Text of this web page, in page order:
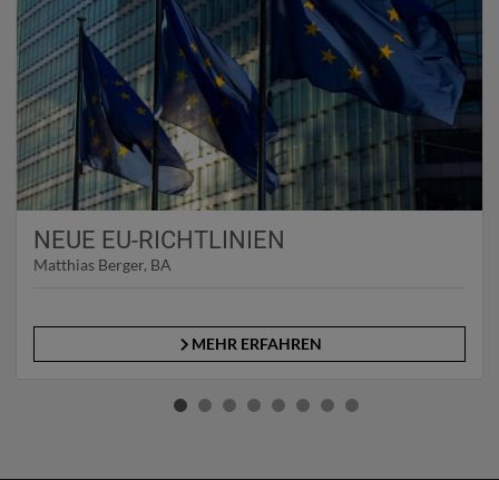
NEUE EU-RICHTLINIEN
Matthias Berger, BA
MEHR ERFAHREN